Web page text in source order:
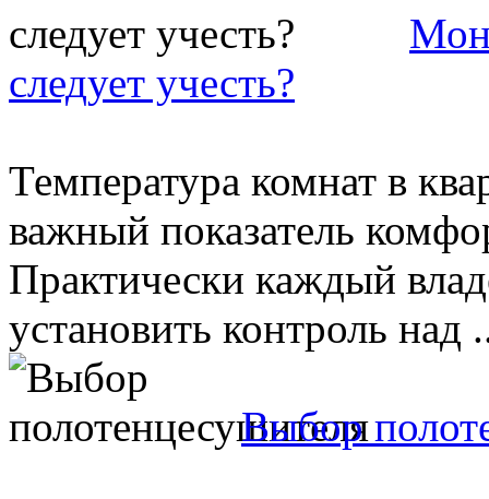
следует учесть?
Температура комнат в
важный показатель
Практически каждый
установить контроль над
Выбор